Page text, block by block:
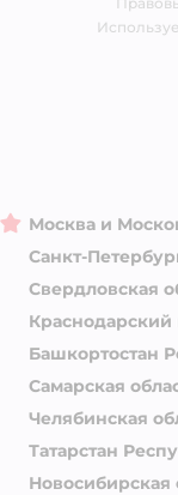
Москва и
Санкт-
Свердловская
Краснодарский
Башкортостан
Самарская
Челябинская
Татарстан
Новосибирская